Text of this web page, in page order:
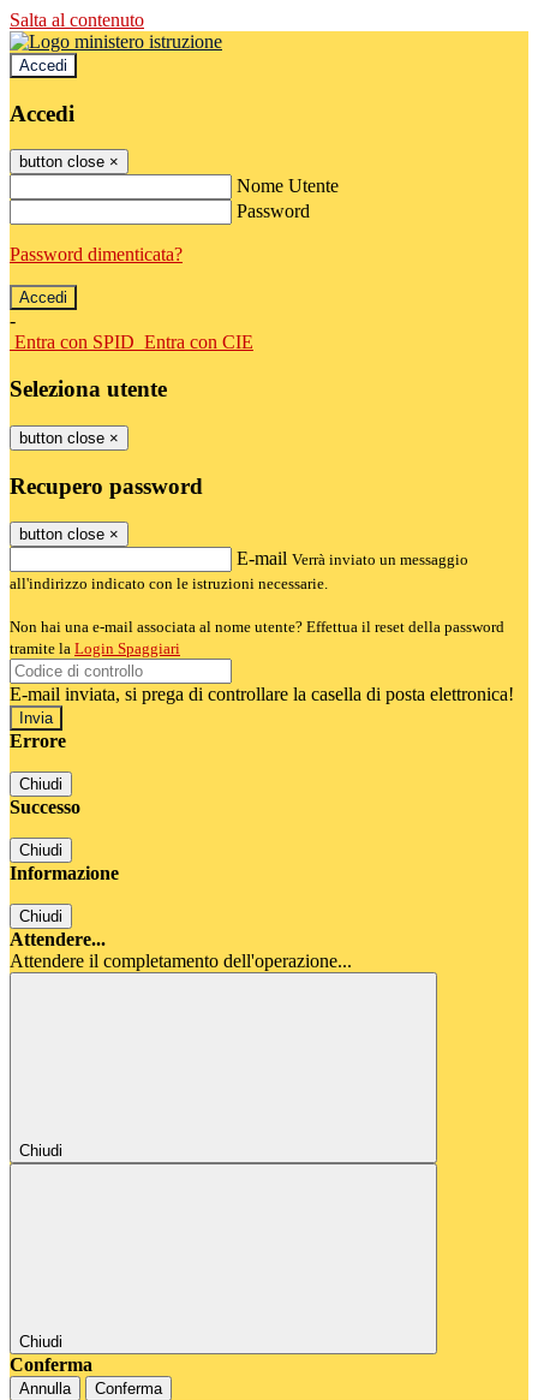
Salta al contenuto
Accedi
Accedi
button close ×
Nome Utente
Password
Password dimenticata?
-
Entra con SPID Entra con CIE
Seleziona utente
button close ×
Recupero password
button close ×
E-mail Verrà inviato un messaggio
all'indirizzo indicato con le istruzioni necessarie.
Non hai una e-mail associata al nome utente? Effettua il reset della password
tramite la Login Spaggiari
E-mail inviata, si prega di controllare la casella di posta elettronica!
Errore
Chiudi
Successo
Chiudi
Informazione
Chiudi
Attendere...
Attendere il completamento dell'operazione...
Chiudi
Chiudi
Conferma
Annulla Conferma